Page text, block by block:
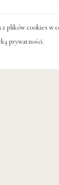
plików cookies w
prywatności.